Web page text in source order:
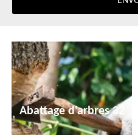
Abattage d'arbres 32